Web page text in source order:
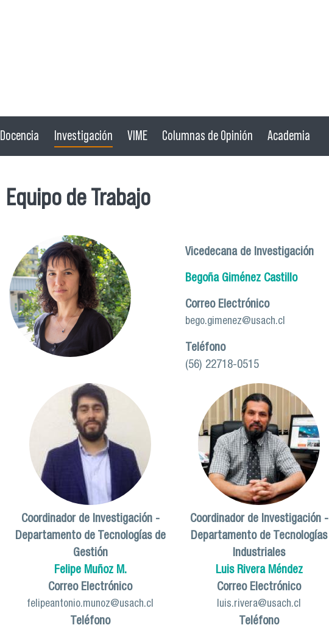
Docencia Investigación VIME Columnas de Opinión Academia
Equipo de Trabajo
Vicedecana de Investigación
Begoña Giménez Castillo
Correo Electrónico
bego.gimenez@usach.cl
Teléfono
(56) 22718-0515
Coordinador de Investigación -
Departamento de Tecnologías de
Gestión
Felipe Muñoz M.
Correo Electrónico
felipeantonio.munoz@usach.cl
Teléfono
Coordinador de Investigación -
Departamento de Tecnologías
Industriales
Luis Rivera Méndez
Correo Electrónico
luis.rivera@usach.cl
Teléfono